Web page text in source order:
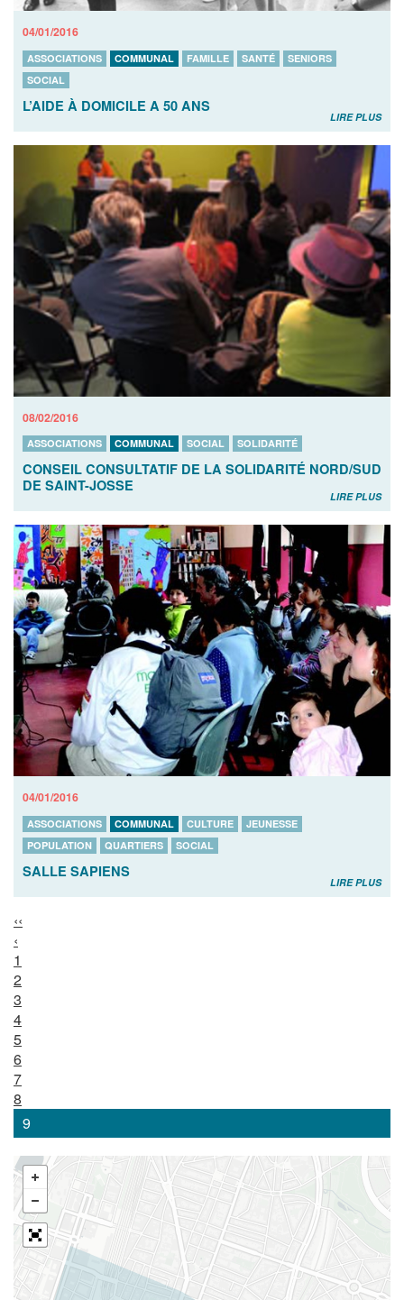
04/01/2016
ASSOCIATIONS COMMUNAL FAMILLE SANTÉ
SENIORS
SOCIAL
L’AIDE À DOMICILE A 50 ANS
LIRE PLUS
08/02/2016
ASSOCIATIONS COMMUNAL SOCIAL SOLIDARITÉ
CONSEIL CONSULTATIF DE LA SOLIDARITÉ NORD/SUD
DE SAINT-JOSSE
LIRE PLUS
04/01/2016
ASSOCIATIONS COMMUNAL CULTURE
JEUNESSE
POPULATION
QUARTIERS SOCIAL
SALLE SAPIENS
LIRE PLUS
‹‹
‹
1
2
3
4
5
6
7
8
9